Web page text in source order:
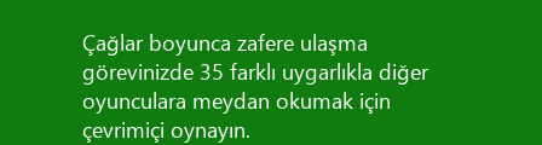
Çağlar boyunca zafere ulaşma
görevinizde 35 farklı uygarlıkla diğer
oyunculara meydan okumak için
çevrimiçi oynayın.